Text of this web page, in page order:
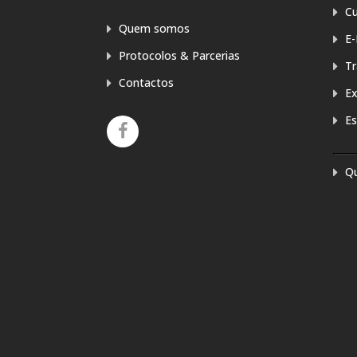
Quem somos
Protocolos & Parcerias
Contactos